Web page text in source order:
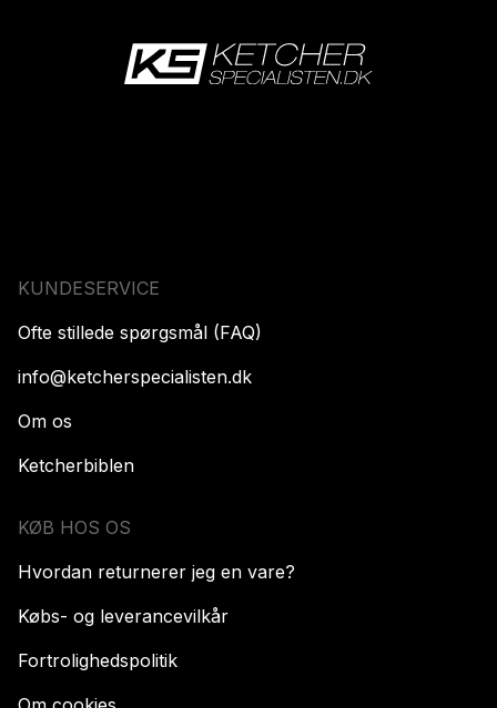
KUNDESERVICE
Ofte stillede spørgsmål (FAQ)
info@ketcherspecialisten.dk
Om os
Ketcherbiblen
KØB HOS OS
Hvordan returnerer jeg en vare?
Købs- og leverancevilkår
Fortrolighedspolitik